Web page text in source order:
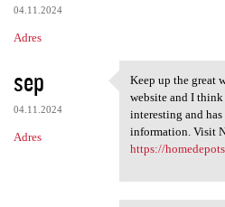
04.11.2024
Adres
sep
04.11.2024
Adres
Keep up the
Keep up the great
website and I
interesting and
information. Visit
https://